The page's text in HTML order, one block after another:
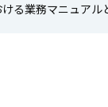
る業務マニュアル